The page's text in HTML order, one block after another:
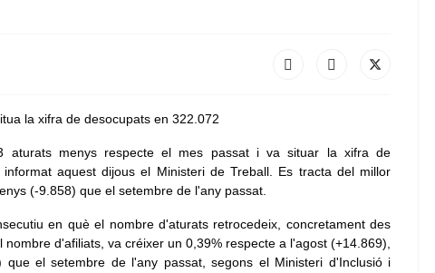
aturats menys respecte el mes passat i va situar la xifra de
aquest dijous el Ministeri de Treball. Es tracta del millor
(-9.858) que el setembre de l'any passat.
en què el nombre d'aturats retrocedeix, concretament des
d'afiliats, va créixer un 0,39% respecte a l'agost (+14.869),
el setembre de l'any passat, segons el Ministeri d'Inclusió i